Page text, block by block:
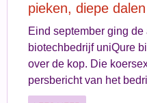
pieken, diepe dalen
Eind september ging
biotechbedrijf uniQure
over de kop. Die
persbericht van het